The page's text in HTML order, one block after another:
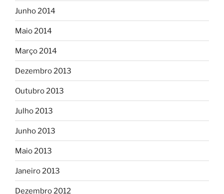
Junho 2014
Maio 2014
Março 2014
Dezembro 2013
Outubro 2013
Julho 2013
Junho 2013
Maio 2013
Janeiro 2013
Dezembro 2012